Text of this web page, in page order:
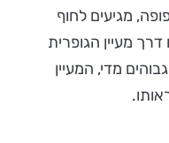
מגיעים לחוף
מעיין הגופרית
מדי, המעיין